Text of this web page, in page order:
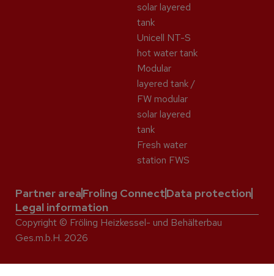
solar layered
tank
Unicell NT-S
hot water tank
Modular
layered tank /
FW modular
solar layered
tank
Fresh water
station FWS
Partner areaFroling ConnectData protection
Legal information
Copyright © Fröling Heizkessel- und Behälterbau
Ges.m.b.H. 2026